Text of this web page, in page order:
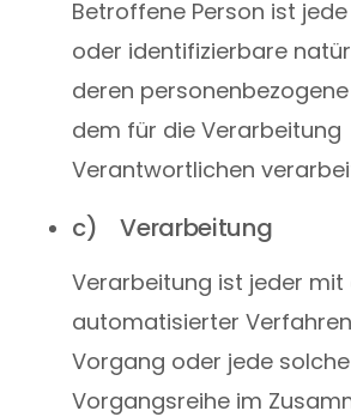
Betroffene Person ist
oder identifizierbare
deren
dem für die Verarbeitung
Verantwortlichen
c) Verarbeitung
Verarbeitung ist jeder mit
automatisierter
Vorgang oder jede solche
Vorgangsreihe im